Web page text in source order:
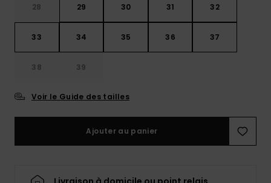
Consulter
la FAQ
28 29 30 31 32
33 34 35 36 37
38 39
Voir le Guide des tailles
Ajouter au panier